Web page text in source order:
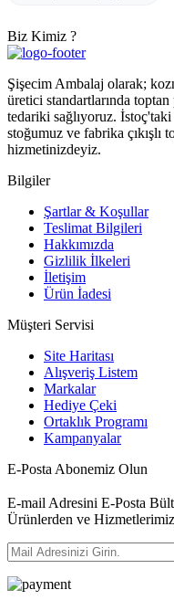
Biz Kimiz ?
Şişecim Ambalaj olarak;
üretici standartlarında
tedariki sağlıyoruz.
stoğumuz ve fabrika çıkışlı
hizmetinizdeyiz.
Bilgiler
Şartlar & Koşullar
Teslimat Bilgileri
Hakkımızda
Gizlilik İlkeleri
İletişim
Ürün İadesi
Müşteri Servisi
Site Haritası
Alışveriş Listem
Markalar
Hediye Çeki
Ortaklık Programı
Kampanyalar
E-Posta Abonemiz Olun
E-mail Adresini E-Posta
Ürünlerden ve